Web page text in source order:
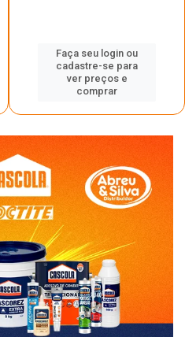
Faça seu login ou
cadastre-se para
ver preços e
comprar